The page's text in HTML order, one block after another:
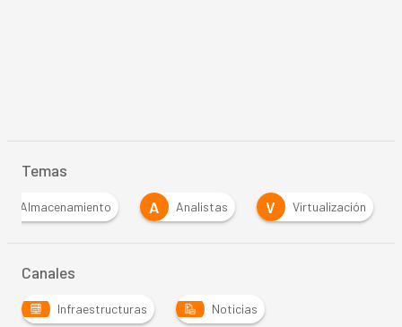
Temas
Almacenamiento A Analistas V Virtualización
Canales
Infraestructuras Noticias